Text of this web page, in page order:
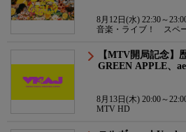
8月12日(水) 22:30～
音楽・ライブ！ スペ
【MTV開局記念
GREEN APPLE、
8月13日(木) 20:00～
MTV HD